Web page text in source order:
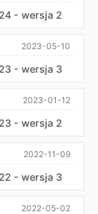
- wersja 2
2023-05-10
- wersja 3
2023-01-12
- wersja 2
2022-11-09
- wersja 3
2022-05-02